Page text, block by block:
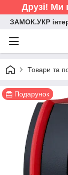
Друзі! Ми
ЗАМОК.УКР
Товари та
Подарунок